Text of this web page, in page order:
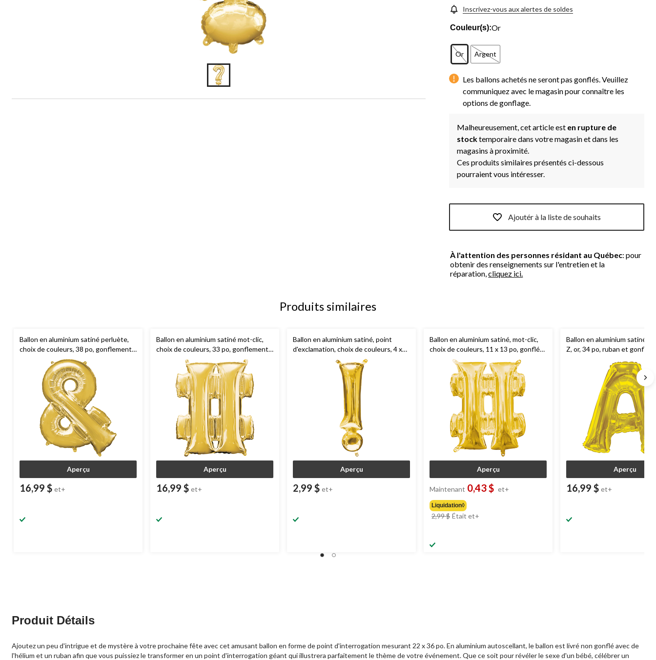
Inscrivez-vous aux alertes de soldes
Couleur(s):Or
Or Argent
Les ballons achetés ne seront pas gonflés. Veuillez
communiquez avec le magasin pour connaître les
options de gonflage.
Malheureusement, cet article est en rupture de
stocktemporaire dans votre magasin et dans les
magasins à proximité.
Ces produits similaires présentés ci-dessous
pourraient vous intéresser.
Ajoutér à la liste de souhaits
À l'attention des personnes résidant au Québec: pour
obtenir des renseignements sur l'entretien et la
réparation,cliquez ici.
Produits similaires
Ballon en aluminium satiné perluète,
choix de couleurs, 38 po, gonflement à
l'hélium et ruban inclus,
anniversaire/remise de diplômes/fête
prénatale/mariage/bal des finissants
Aperçu
16,99 $ et+
Ballon en aluminium satiné mot-clic,
choix de couleurs, 33 po, gonflement à
l'hélium et ruban inclus,
anniversaire/remise de diplômes/fête
prénatale/mariage/bal des finissants
Aperçu
16,99 $ et+
Ballon en aluminium satiné, point
d'exclamation, choix de couleurs, 4 x
16 po, gonflé d'air, pour
anniversaire/remise de diplômes/fête
prénatale/mariage de finissants
Aperçu
2,99 $ et+
Ballon en aluminium satiné, mot-clic,
choix de couleurs, 11 x 13 po, gonflé
d'air, pour anniversaire/remise de
diplômes/fête prénatale/mariage de
finissants
Aperçu
Maintenant 0,43 $ et+
Liquidation◊
2,99 $ Était et+
Ballon en aluminium satiné,
Z, or, 34 po, ruban et
diplômes/fête prénatale/
Aperçu
16,99 $ et+
Produit Détails
Ajoutez un peu d'intrigue et de mystère à votre prochaine fête avec cet amusant ballon en forme de point d'interrogation mesurant 22 x 36 po. En aluminium autoscellant, le ballon est livré non gonflé avec de
l'hélium et un ruban afin que vous puissiez le transformer en un point d'interrogation géant qui illustrera parfaitement le thème de votre événement. Que ce soit pour révéler le sexe d'un bébé, célébrer un